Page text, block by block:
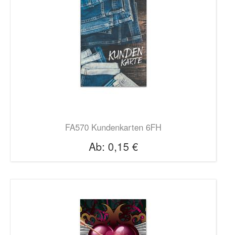
FA570 Kundenkarten 6FH
Ab: 0,15 €